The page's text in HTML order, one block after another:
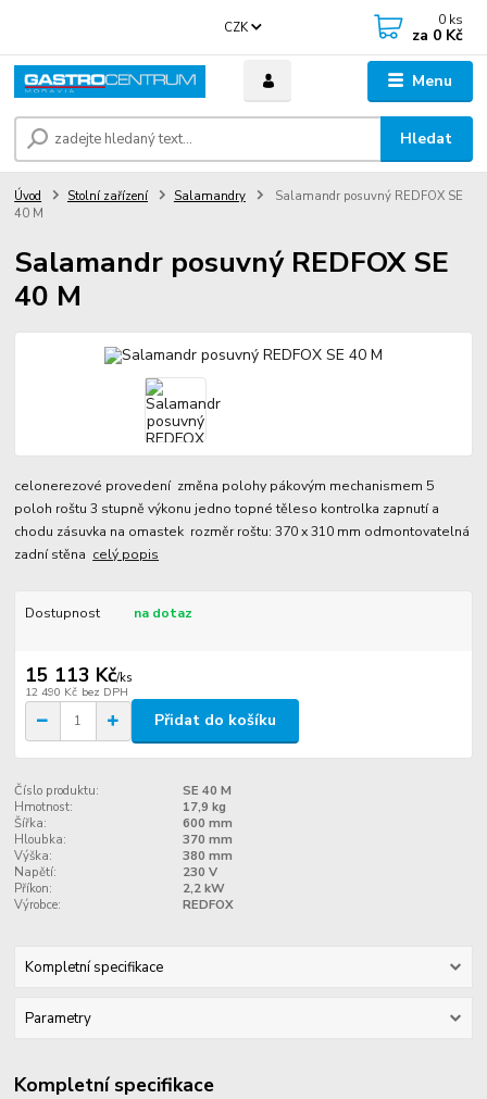
Menu
CZK
Hledat
0 ks
za 0 Kč
Úvod Stolní zařízení Salamandry
Salamandr posuvný REDFOX SE
40 M
Salamandr posuvný REDFOX SE
40 M
celonerezové provedení změna polohy pákovým mechanismem 5
poloh roštu 3 stupně výkonu jedno topné těleso kontrolka zapnutí a
chodu zásuvka na omastek rozměr roštu: 370 x 310 mm odmontovatelná
zadní stěna celý popis
Dostupnost na dotaz
15 113 Kč/ks
12 490 Kč bez DPH
Přidat do košíku
Číslo produktu:
SE 40 M
Hmotnost:
17,9 kg
Šířka:
600 mm
Hloubka:
370 mm
Výška:
380 mm
Napětí:
230 V
Příkon:
2,2 kW
Výrobce:
REDFOX
Kompletní specifikace
Parametry
Kompletní specifikace